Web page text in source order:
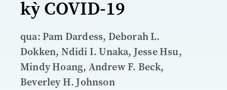
kỳ COVID-19
qua: Pam Dardess, Deborah L.
Dokken, Ndidi I. Unaka, Jesse Hsu,
Mindy Hoang, Andrew F. Beck,
Beverley H. Johnson